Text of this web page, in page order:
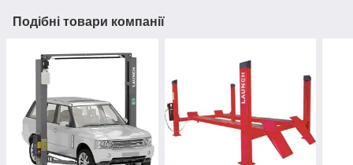
Подібні товари компанії